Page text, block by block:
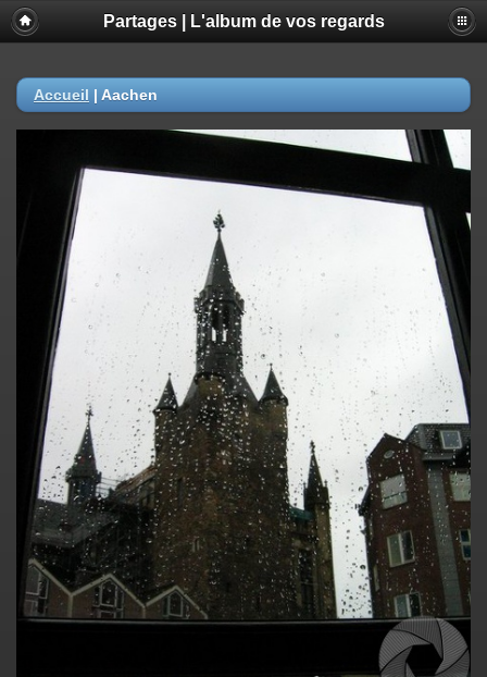
Partages | L'album de vos regards
Accueil | Aachen